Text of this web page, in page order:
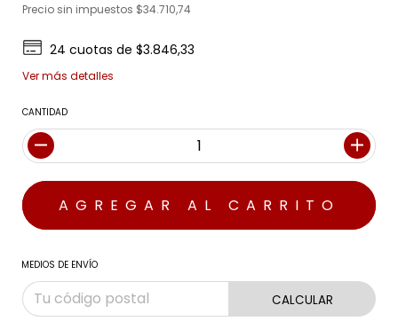
Precio sin impuestos $34.710,74
24 cuotas de$3.846,33
Ver más detalles
CANTIDAD
MEDIOS DE ENVÍO
CALCULAR